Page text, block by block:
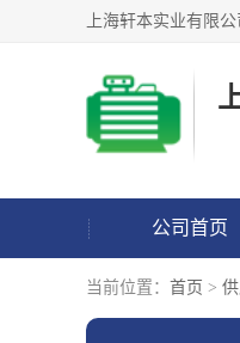
公司首页
当前位置： 首页 >